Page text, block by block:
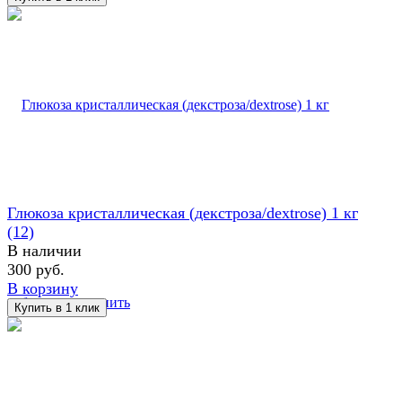
избранное сравнить
Глюкоза кристаллическая (декстроза/dextrose) 1 кг
(12)
В наличии
300 руб.
В корзину